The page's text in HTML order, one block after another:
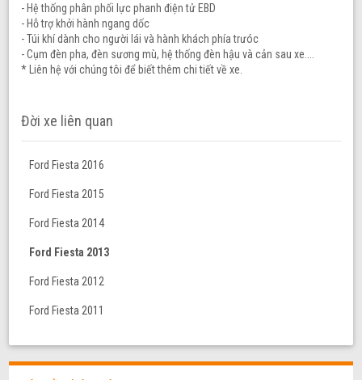
- Hệ thống phân phối lực phanh điện tử EBD
- Hỗ trợ khởi hành ngang dốc
- Túi khí dành cho người lái và hành khách phía trưóc
- Cụm đèn pha, đèn sương mù, hệ thống đèn hậu và cản sau xe....
* Liên hệ với chúng tôi để biết thêm chi tiết về xe.
Đời xe liên quan
Ford Fiesta 2016
Ford Fiesta 2015
Ford Fiesta 2014
Ford Fiesta 2013
Ford Fiesta 2012
Ford Fiesta 2011